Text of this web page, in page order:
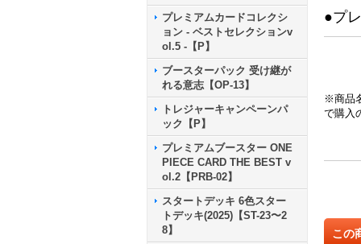
プレミアムカードコレクシ
ョン - ベストセレクションv
ol.5 -【P】
ブースターパック 受け継が
れる意志【OP-13】
トレジャーキャンペーンパ
ック【P】
プレミアムブースター ONE
PIECE CARD THE BEST v
ol.2【PRB-02】
スタートデッキ 6色スター
トデッキ(2025)【ST-23〜2
8】
●プ
※商品
で購入
この